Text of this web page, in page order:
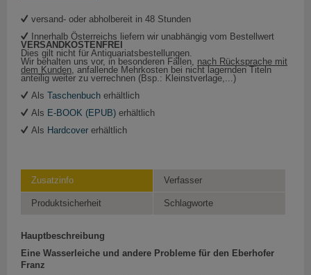
versand- oder abholbereit in 48 Stunden
Innerhalb Österreichs liefern wir unabhängig vom Bestellwert
VERSANDKOSTENFREI
Dies gilt nicht für Antiquariatsbestellungen.
Wir behalten uns vor, in besonderen Fällen, nach Rücksprache mit
dem Kunden, anfallende Mehrkosten bei nicht lagernden Titeln
anteilig weiter zu verrechnen (Bsp.: Kleinstverlage,...)
Als Taschenbuch erhältlich
Als E-BOOK (EPUB) erhältlich
Als Hardcover erhältlich
Zusatzinfo Verfasser
Produktsicherheit Schlagworte
Hauptbeschreibung
Eine Wasserleiche und andere Probleme für den Eberhofer
Franz